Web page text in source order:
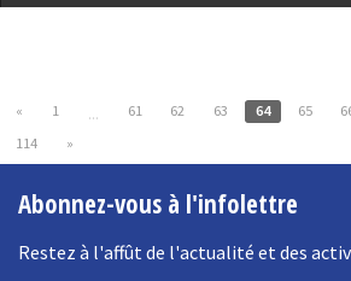
« 1 ... 61 62 63 64 65
114
»
Abonnez-vous à l'infolettre
Restez à l'affût de l'actualité et des